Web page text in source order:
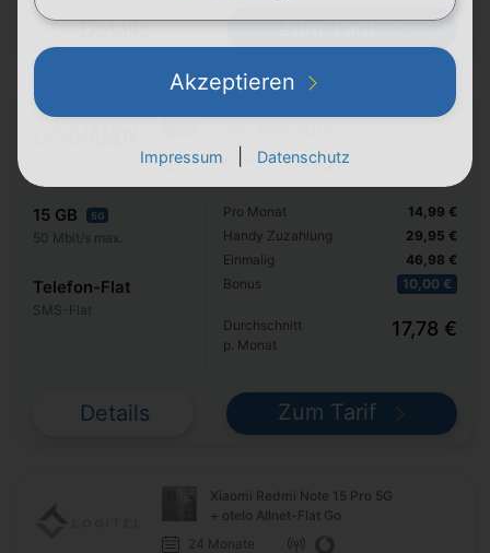
Details Zum Tarif
24 Monate
15 GB 5G
50 Mbit/s max.
Telefon-Flat
SMS-Flat
Pro Monat
Handy Zuzahlung
Einmalig
Bonus
14,99 €
29,95 €
46,98 €
10,00 €
Durchschnitt
p. Monat
17,78 €
Details Zum Tarif
Xiaomi Redmi Note 15 Pro 5G
+ otelo Allnet-Flat Go
24 Monate
Akzeptieren
Impressum Datenschutz